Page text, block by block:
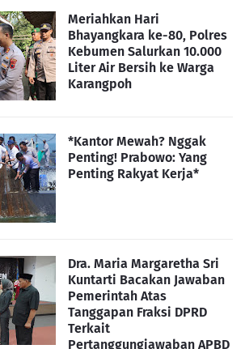
Meriahkan Hari
Bhayangkara ke-80, Polres
Kebumen Salurkan 10.000
Liter Air Bersih ke Warga
Karangpoh
*Kantor Mewah? Nggak
Penting! Prabowo: Yang
Penting Rakyat Kerja*
Dra. Maria Margaretha Sri
Kuntarti Bacakan Jawaban
Pemerintah Atas
Tanggapan Fraksi DPRD
Terkait
Pertanggungjawaban APBD